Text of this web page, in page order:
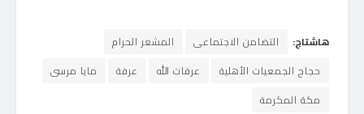
هاشتاج: التضامن الاجتماعى
المشعر الحرام
حجاج الجمعيات الأهلية
عرفات الله عرفة
مايا مرسى
مكة المكرمة